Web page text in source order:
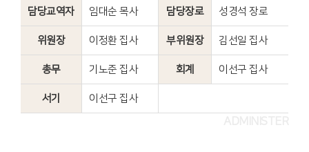
담당교역자 임대순 목사 담당장로 성경석 장로
위원장 이정환 집사 부위원장 김선일 집사
총무 기노준 집사 회계 이선구 집사
서기 이선구 집사